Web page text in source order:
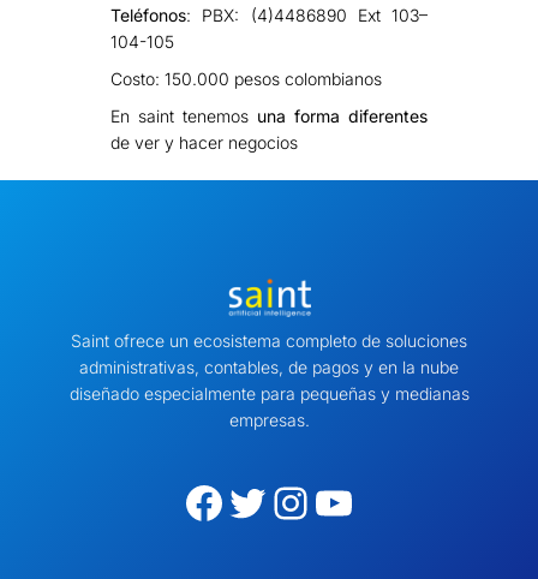
Teléfonos: PBX: (4)4486890 Ext 103–
104-105
Costo: 150.000 pesos colombianos
En saint tenemos una forma diferentes
de ver y hacer negocios
Saint ofrece un ecosistema completo de soluciones
administrativas, contables, de pagos y en la nube
diseñado especialmente para pequeñas y medianas
empresas.
Facebook Twitter Instagram YouTube